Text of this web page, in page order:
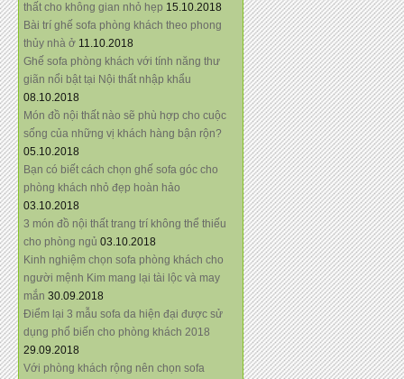
thất cho không gian nhỏ hẹp 15.10.2018
Bài trí ghế sofa phòng khách theo phong
thủy nhà ở 11.10.2018
Ghế sofa phòng khách với tính năng thư
giãn nổi bật tại Nội thất nhập khẩu
08.10.2018
Món đồ nội thất nào sẽ phù hợp cho cuộc
sống của những vị khách hàng bận rộn?
05.10.2018
Bạn có biết cách chọn ghế sofa góc cho
phòng khách nhỏ đẹp hoàn hảo
03.10.2018
3 món đồ nội thất trang trí không thể thiếu
cho phòng ngủ 03.10.2018
Kinh nghiệm chọn sofa phòng khách cho
người mệnh Kim mang lại tài lộc và may
mắn 30.09.2018
Điểm lại 3 mẫu sofa da hiện đại được sử
dụng phổ biến cho phòng khách 2018
29.09.2018
Với phòng khách rộng nên chọn sofa